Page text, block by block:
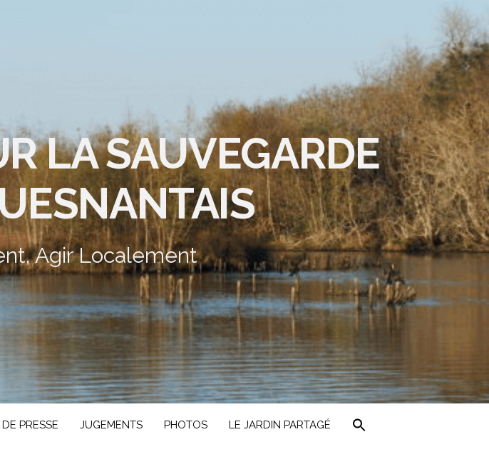
LA SAUVEGARDE
Agir Localement
PRESSE JUGEMENTS PHOTOS LE JARDIN PARTAGÉ